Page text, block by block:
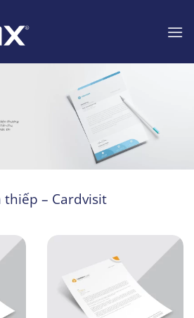
thiếp – Cardvisit